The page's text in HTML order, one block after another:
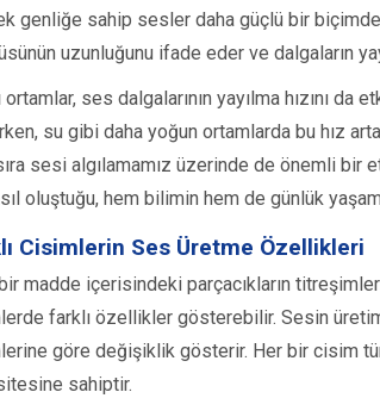
genliğe sahip sesler daha güçlü bir
uzunluğunu ifade eder ve dalgaların
ortamlar, ses dalgalarının yayılma hızını
su gibi daha yoğun ortamlarda bu hız
sesi algılamamız üzerinde de önemli
oluştuğu, hem bilimin hem de günlük
Cisimlerin Ses Üretme Özellikleri
madde içerisindeki parçacıkların
farklı özellikler gösterebilir. Sesin
göre değişiklik gösterir. Her bir cisim
sahiptir.